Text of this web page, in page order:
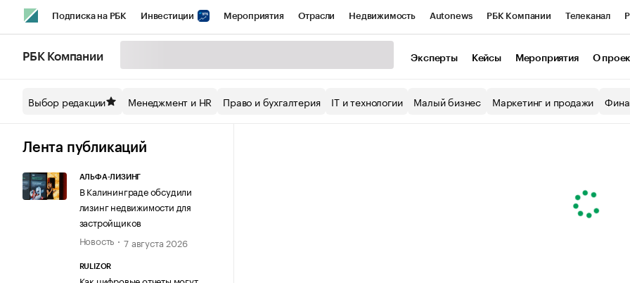
Подписка на РБК Инвестиции Мероприятия Отрасли Недвижимость Autonews РБК Компании Телеканал
Спецпроекты СПб Конференции СПб Спецпроекты Экономика Бизнес
Технологии и медиа
РБК Компании Эксперты Кейсы Мероприятия О
Выбор редакции Менеджмент и HR Право и бухгалтерия IT и технологии Малый бизнес Маркетинг и продажи
Лента публикаций
АЛЬФА-ЛИЗИНГ
В Калининграде обсудили
лизинг недвижимости для
застройщиков
Новость
7 августа 2026
RULIZOR